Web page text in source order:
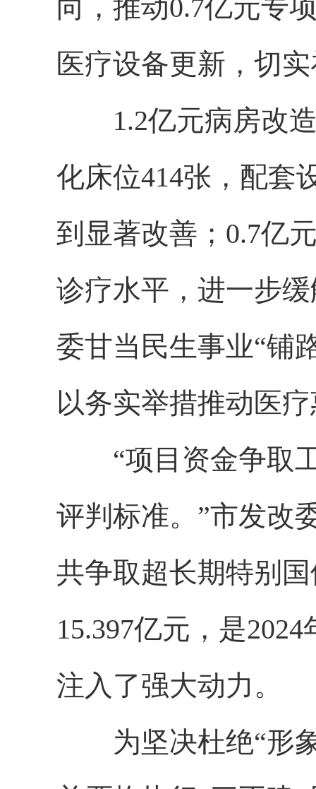
向，推动0.7亿元专
医疗设备更新，切
1.2亿元病房改造
化床位414张，配套
到显著改善；0.7亿
诊疗水平，进一步
委甘当民生事业“铺
以务实举措推动医
“项目资金争取工
评判标准。”市发改
共争取超长期特别
15.397亿元，是
注入了强大动力。
为坚决杜绝“形象